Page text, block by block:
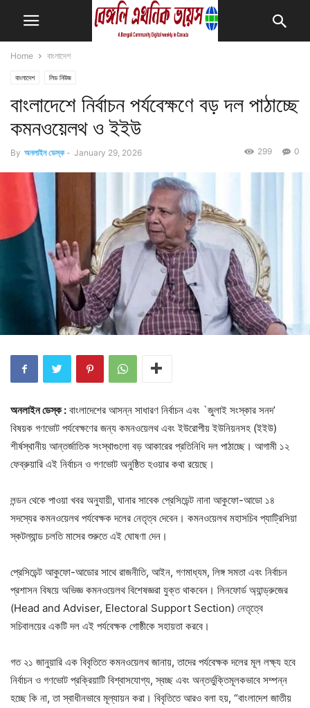
Home বাংলাদেশ
বাংলাদেশ লিড নিউজ
বাংলাদেশে নির্বাচন পর্যবেক্ষণে বড় দল পাঠাচ্ছে
কমনওয়েলথ ও ইইউ
By অনলাইন ডেস্ক - January 29, 2026 0
299
অনলাইন ডেস্ক : বাংলাদেশের আসন্ন সাধারণ নির্বাচন এবং `জুলাই সংস্কার সনদ’
বিষয়ক গণভোট পর্যবেক্ষণের জন্য কমনওয়েলথ এবং ইউরোপীয় ইউনিয়নসহ (ইইউ)
শীর্ষস্থানীয় আন্তর্জাতিক সংস্থাগুলো বড় আকারের প্রতিনিধি দল পাঠাচ্ছে। আগামী ১২
ফেব্রুয়ারি এই নির্বাচন ও গণভোট অনুষ্ঠিত হওয়ার কথা রয়েছে।
লন্ডন থেকে পাওয়া খবর অনুযায়ী, ঘানার সাবেক প্রেসিডেন্ট নানা আকুফো-আডো ১৪
সদস্যের কমনওয়েলথ পর্যবেক্ষক দলের নেতৃত্ব দেবেন। কমনওয়েলথ মহাসচিব প্যাট্রিসিয়া
স্কটল্যান্ড চলতি মাসের শুরুতে এই ঘোষণা দেন।
প্রেসিডেন্ট আকুফো-আডোর সাথে রাজনীতি, আইন, গণমাধ্যম, লিঙ্গ সমতা এবং নির্বাচন
প্রশাসন বিষয়ে অভিজ্ঞ কমনওয়েলথ বিশেষজ্ঞরা যুক্ত থাকবেন। লিনফোর্ড অ্যান্ড্রুজের
(Head and Adviser, Electoral Support Section) নেতৃত্বে
সচিবালয়ের একটি দল এই পর্যবেক্ষক গোষ্ঠীকে সহায়তা করবে।
গত ২১ জানুয়ারি এক বিবৃতিতে কমনওয়েলথ জানায়, তাদের পর্যবেক্ষক দলের মূল লক্ষ্য হবে
নির্বাচন ও গণভোট প্রক্রিয়াটি বিশ্বাসযোগ্য, স্বচ্ছ এবং অন্তর্ভুক্তিমূলকভাবে সম্পন্ন
হচ্ছে কি না, তা স্বাধীনভাবে মূল্যায়ন করা। বিবৃতিতে আরও বলা হয়, “বাংলাদেশ জাতীয়